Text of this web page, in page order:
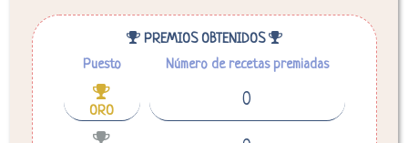
PREMIOS OBTENIDOS
Puesto
Número de recetas premiadas
ORO
0